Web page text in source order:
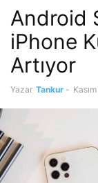
Android
iPhone
Artıyor
Yazar Tankur -